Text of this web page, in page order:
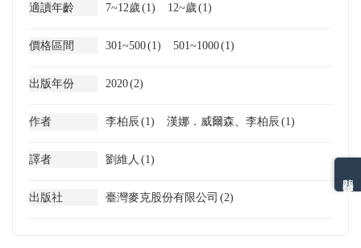
適讀年齡 7~12歲(1) 12~歲(1)
價格區間 301~500(1) 501~1000(1)
出版年份 2020(2)
作者 李柏辰(1) 漢娜．威爾森、李柏辰(1)
譯者 劉維人 (1)
出版社 臺灣麥克股份有限公司 (2)